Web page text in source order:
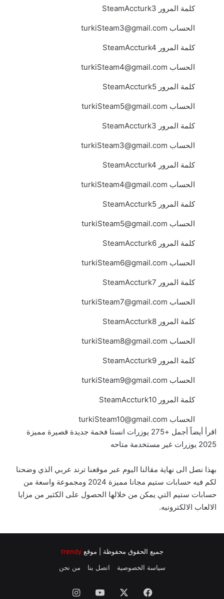
كلمة المرور SteamAccturk3
الحساب turkiSteam3@gmail.com
كلمة المرور SteamAccturk4
الحساب turkiSteam4@gmail.com
كلمة المرور SteamAccturk5
الحساب turkiSteam5@gmail.com
كلمة المرور SteamAccturk3
الحساب turkiSteam3@gmail.com
كلمة المرور SteamAccturk4
الحساب turkiSteam4@gmail.com
كلمة المرور SteamAccturk5
الحساب turkiSteam5@gmail.com
كلمة المرور SteamAccturk6
الحساب turkiSteam6@gmail.com
كلمة المرور SteamAccturk7
الحساب turkiSteam7@gmail.com
كلمة المرور SteamAccturk8
الحساب turkiSteam8@gmail.com
كلمة المرور SteamAccturk9
الحساب turkiSteam9@gmail.com
كلمة المرور SteamAccturk10
الحساب turkiSteam10@gmail.com
اقرأ أيضاً
أجمل +275 يوزرات انستا فخمة جديدة قصيرة مميزة
2025 يوزرات غير مستخدمة متاحه
بهذا نصل الى نهاية مقالنا اليوم عبر موقعنا ترند عربي الذي وضحنا
لكم فيه حسابات ستيم مجانا مميزة 2024 ومجموعة واسعة من
حسابات ستيم التي يمكن من خلالها الحصول على الكثير من مزايا
الالعاب الالكترونيه.
جميع الحقوق محفوظة | موقع trendy
سياسة الخصوصية
اتصل بنا من نحن
فيسبوك ‫YouTube